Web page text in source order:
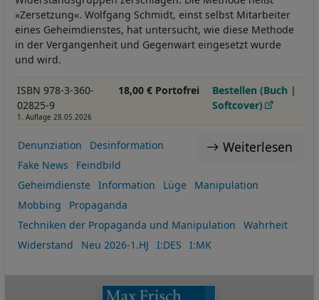
»Zersetzung«. Wolfgang Schmidt, einst selbst Mitarbeiter
eines Geheimdienstes, hat untersucht, wie diese Methode
in der Vergangenheit und Gegenwart eingesetzt wurde
und wird.
ISBN 978-3-360-
02825-9
1. Auflage 28.05.2026
18,00 € Portofrei
Bestellen (Buch |
Softcover)
Weiterlesen
Denunziation
Desinformation
Fake News
Feindbild
Geheimdienste
Information Lüge
Manipulation
Mobbing
Propaganda
Techniken der Propaganda und Manipulation
Wahrheit
Widerstand
Neu 2026-1.HJ I:DES I:MK